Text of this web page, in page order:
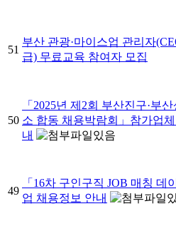
51
부산 관광·마이스업 관리자
급) 무료교육 참여자 모집
50
「2025년 제2회 부산진구·부
소 합동 채용박람회」참가업
내
49
「16차 구인구직 JOB 매칭 데
업 채용정보 안내